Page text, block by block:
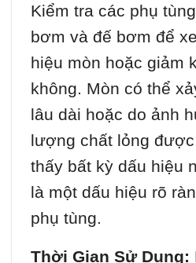
Kiểm tra các phụ
bơm và đế bơm để
hiệu mòn hoặc giảm
không. Mòn có thể
lâu dài hoặc do ảnh
lượng chất lỏng
thấy bất kỳ dấu hiệu
là một dấu hiệu rõ
phụ tùng.
Thời Gian Sử Dụng: